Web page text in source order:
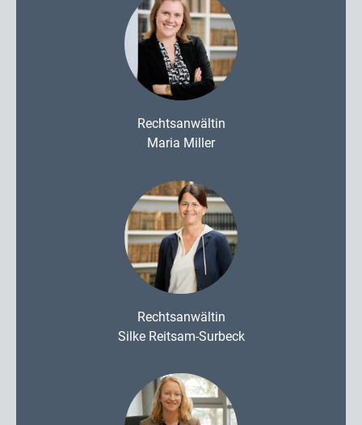
Rechtsanwältin
Maria Miller
Rechtsanwältin
Silke Reitsam-Surbeck